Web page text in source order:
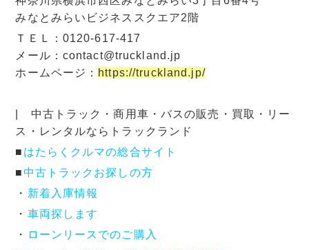
みなとみらいビジネススクエア2階
ＴＥＬ：0120-617-417
メール：contact@truckland.jp
ホームページ： https://truckland.jp/
| 中古トラック・商用車・バスの販売・買取・リー
ス・レンタルならトラックランド
■ はたらくクルマの総合サイト
■中古トラックお探しの方
・ 新着入庫情報
・ 車両探します
・
ローンリースでのご購入